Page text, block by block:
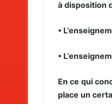
à disposition
•
•
En ce qui
place un